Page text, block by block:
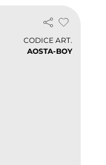
CODICE ART.
AOSTA-BOY